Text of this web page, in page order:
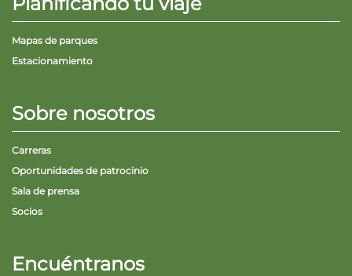
Mapas de parques
Estacionamiento
Sobre nosotros
Carreras
Oportunidades de patrocinio
Sala de prensa
Socios
Encuéntranos